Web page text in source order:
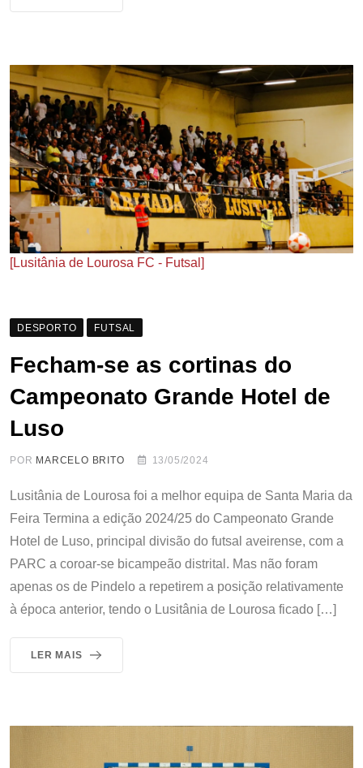
[Lusitânia de Lourosa FC - Futsal]
DESPORTO FUTSAL
Fecham-se as cortinas do
Campeonato Grande Hotel de
Luso
POR MARCELO BRITO 13/05/2024
Lusitânia de Lourosa foi a melhor equipa de Santa Maria da
Feira Termina a edição 2024/25 do Campeonato Grande
Hotel de Luso, principal divisão do futsal aveirense, com a
PARC a coroar-se bicampeão distrital. Mas não foram
apenas os de Pindelo a repetirem a posição relativamente
à época anterior, tendo o Lusitânia de Lourosa ficado […]
LER MAIS